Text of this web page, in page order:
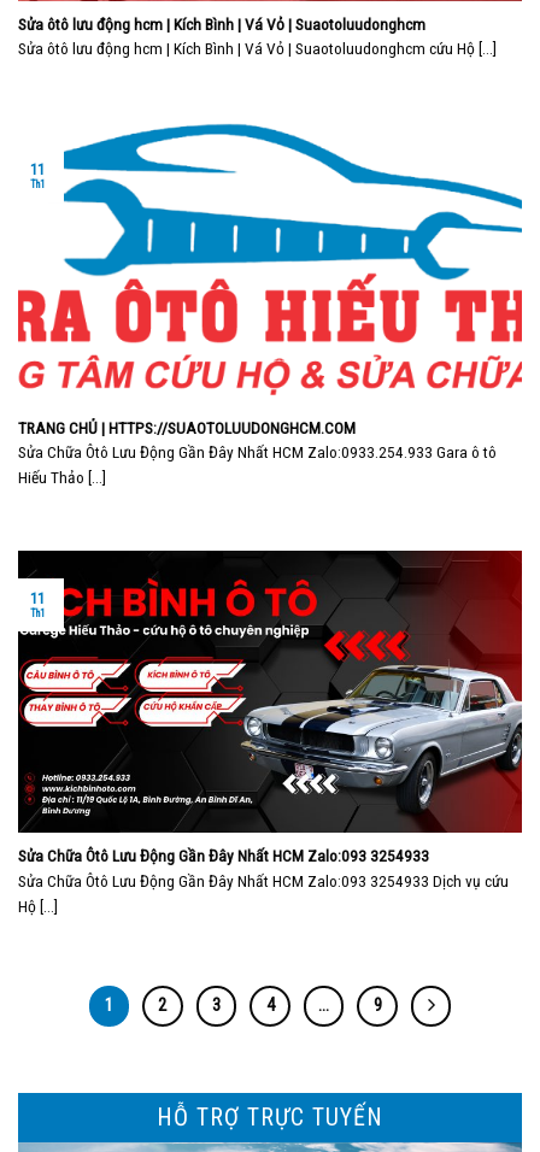
Sửa ôtô lưu động hcm | Kích Bình | Vá Vỏ | Suaotoluudonghcm
Sửa ôtô lưu động hcm | Kích Bình | Vá Vỏ | Suaotoluudonghcm cứu Hộ [...]
TRANG CHỦ | HTTPS://SUAOTOLUUDONGHCM.COM
Sửa Chữa Ôtô Lưu Động Gần Đây Nhất HCM Zalo:0933.254.933 Gara ô tô
Hiếu Thảo [...]
11
Th1
Sửa Chữa Ôtô Lưu Động Gần Đây Nhất HCM Zalo:093 3254933
Sửa Chữa Ôtô Lưu Động Gần Đây Nhất HCM Zalo:093 3254933 Dịch vụ cứu
Hộ [...]
11
Th1
1 2 3 4 … 9
HỖ TRỢ TRỰC TUYẾN